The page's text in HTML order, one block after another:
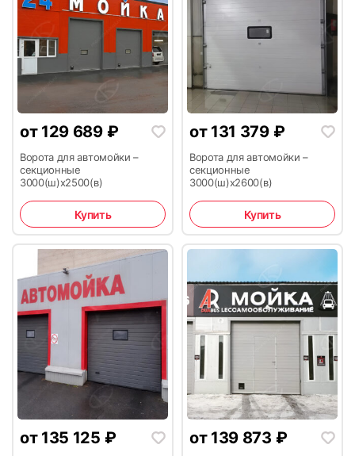
23 24
27 28
от 129 689 ₽
Ворота для автомойки –
секционные
3000(ш)х2500(в)
Купить
от 131 379 ₽
Ворота для автомойки –
секционные
3000(ш)х2600(в)
Купить
от 135 125 ₽ от 139 873 ₽